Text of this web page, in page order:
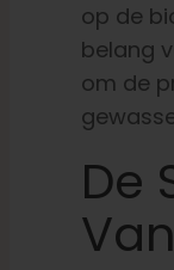
op de
belang
om de
De